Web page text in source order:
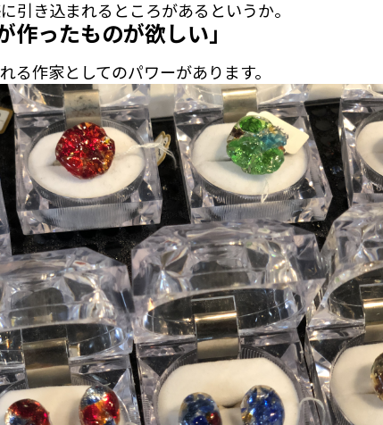
引き込まれるところがあるというか。
作ったものが欲しい」
る作家としてのパワーがあります。